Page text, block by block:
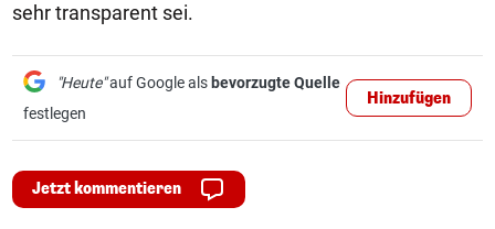
sehr transparent sei.
"Heute"auf Google als bevorzugte Quelle
festlegen
Hinzufügen
Jetzt kommentieren